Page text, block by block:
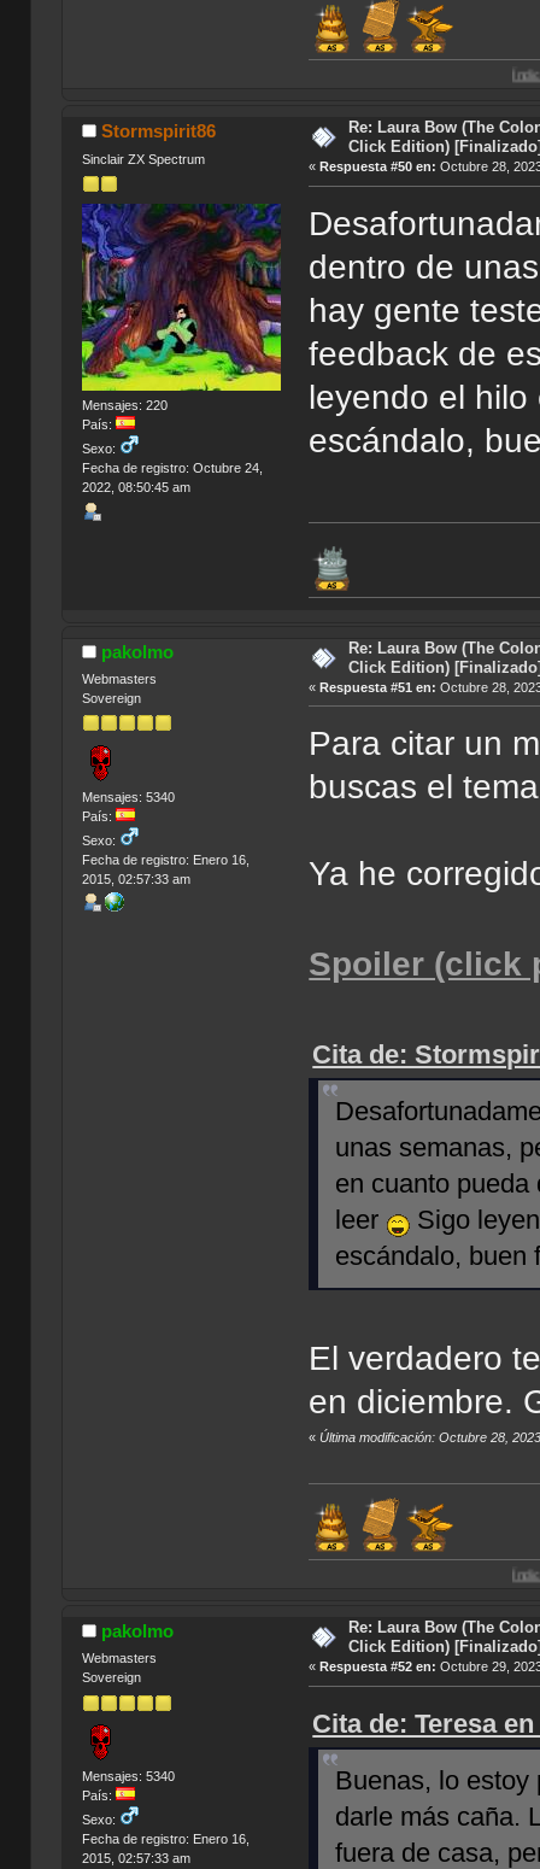
Índice de
Stormspirit86
Sinclair ZX Spectrum
Mensajes: 220
País:
Sexo:
Fecha de registro: Octubre 24,
2022, 08:50:45 am
Re: Laura Bow (The
Click Edition)
« Respuesta #50 en: Octubre 28,
dentro de
hay gente
feedback de
leyendo el
escándalo,
pakolmo
Webmasters
Sovereign
Mensajes: 5340
País:
Sexo:
Fecha de registro: Enero 16,
2015, 02:57:33 am
Re: Laura Bow (The
Click Edition)
«Respuesta #51 en: Octubre 28,
Para citar un
buscas el
Ya he
Spoiler (click
Cita de:
unas semanas,
en cuanto
leer
Sigo
escándalo, buen
El verdadero
en diciembre.
«Última modificación: Octubre 28,
Índice de
pakolmo
Webmasters
Sovereign
Mensajes: 5340
País:
Sexo:
Fecha de registro: Enero 16,
2015, 02:57:33 am
Re: Laura Bow (The
Click Edition)
«Respuesta #52 en: Octubre 29,
Cita de: Teresa
Buenas, lo estoy
darle más caña.
fuera de casa,